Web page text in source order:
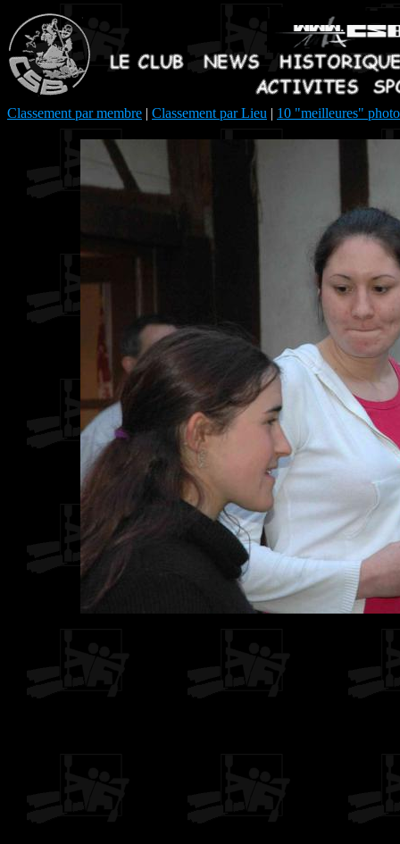
Classement par membre | Classement par Lieu | 10 "meilleures"